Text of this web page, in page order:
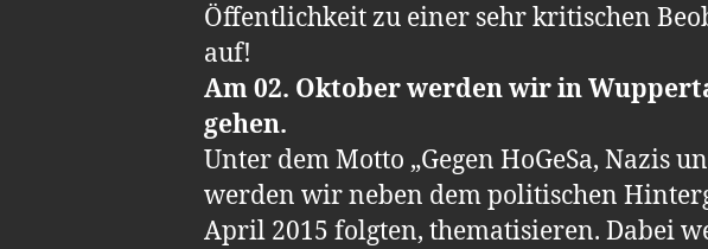
Öffentlichkeit zu einer sehr kritischen
auf!
Am 02. Oktober werden wir in
gehen.
Unter dem Motto „Gegen HoGeSa, Nazis
werden wir neben dem politischen
April 2015 folgten, thematisieren. Dabei